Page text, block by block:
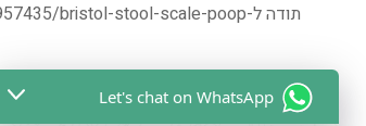
תודה ל-bristol-stool-scale-poop
Let's chat on WhatsApp